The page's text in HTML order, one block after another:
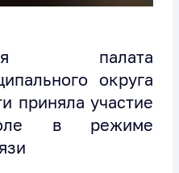
палата
округа
приняла участие
в режиме